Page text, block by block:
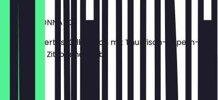
€ 13,90
VITELLO TONNATO
rosa pochiertes Kalbfleisch mit Thunfisch-Kapern-
Sauce, und Zitronenabrieb
€ 13,90
ANTIPASTI